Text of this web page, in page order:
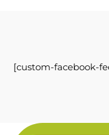
[custom-facebook-